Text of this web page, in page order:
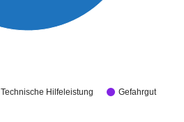
Technische Hilfeleistung Gefahrgut